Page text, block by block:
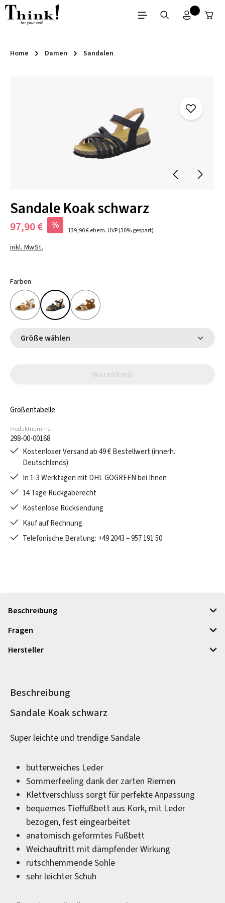
Zum Hauptinhalt springen
Home Damen Sandalen
Sandale Koak schwarz
97,90 € % 139,90 €ehem. UVP(30% gespart)
inkl. MwSt.
Farben
Größe wählen
Warenkorb
Größentabelle
Produktnummer:
298-00-00168
Kostenloser Versand ab 49 € Bestellwert (innerh.
Deutschlands)
In 1-3 Werktagen mit DHL GOGREEN bei Ihnen
14 Tage Rückgaberecht
Kostenlose Rücksendung
Kauf auf Rechnung
Telefonische Beratung: +49 2043 – 957 191 50
Beschreibung
Fragen
Hersteller
Beschreibung
Produktinformationen
Sandale Koak schwarz
Super leichte und trendige Sandale
butterweiches Leder
Sommerfeeling dank der zarten Riemen
Klettverschluss sorgt für perfekte Anpassung
bequemes Tieffußbett aus Kork, mit Leder
bezogen, fest eingearbeitet
anatomisch geformtes Fußbett
Weichauftritt mit dämpfender Wirkung
rutschhemmende Sohle
sehr leichter Schuh